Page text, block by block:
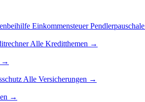
EinkommensteuerPendlerpauschale
Alle Kreditthemen →
→
Alle Versicherungen →
→